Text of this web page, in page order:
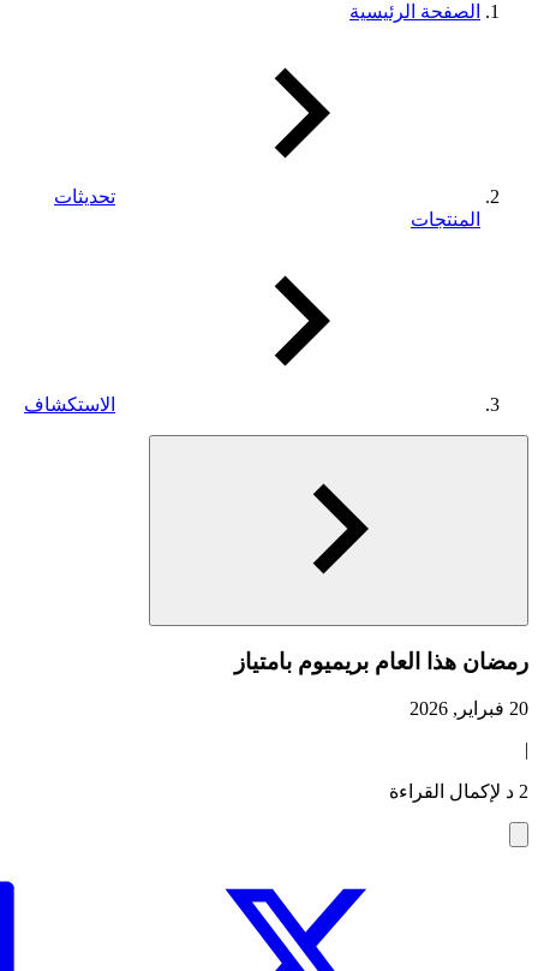
الصفحة الرئيسية
تحديثات
المنتجات
الاستكشاف
رمضان هذا العام بريميوم بامتياز
20 فبراير, 2026
|
2 د لإكمال القراءة